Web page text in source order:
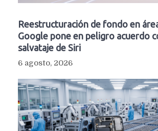
Reestructuración de fondo en
Google pone en peligro acuerdo
salvataje de Siri
6 agosto, 2026